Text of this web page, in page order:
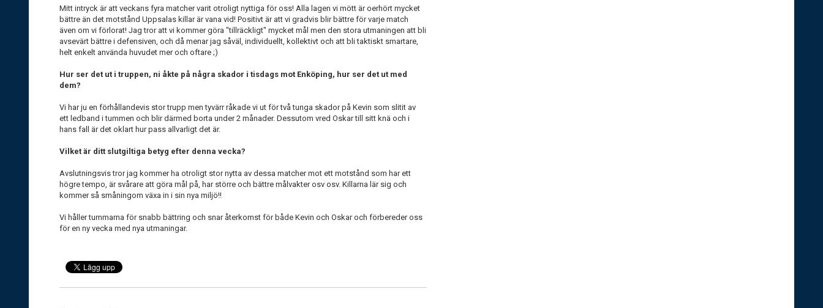
Mitt intryck är att veckans fyra matcher varit otroligt nyttiga för oss! Alla lagen vi mött är oerhört mycket
bättre än det motstånd Uppsalas killar är vana vid! Positivt är att vi gradvis blir bättre för varje match
även om vi förlorat! Jag tror att vi kommer göra "tillräckligt" mycket mål men den stora utmaningen att bli
avsevärt bättre i defensiven, och då menar jag såväl, individuellt, kollektivt och att bli taktiskt smartare,
helt enkelt använda huvudet mer och oftare ;)
Hur ser det ut i truppen, ni åkte på några skador i tisdags mot Enköping, hur ser det ut med
dem?
Vi har ju en förhållandevis stor trupp men tyvärr råkade vi ut för två tunga skador på Kevin som slitit av
ett ledband i tummen och blir därmed borta under 2 månader. Dessutom vred Oskar till sitt knä och i
hans fall är det oklart hur pass allvarligt det är.
Vilket är ditt slutgiltiga betyg efter denna vecka?
Avslutningsvis tror jag kommer ha otroligt stor nytta av dessa matcher mot ett motstånd som har ett
högre tempo, är svårare att göra mål på, har större och bättre målvakter osv osv. Killarna lär sig och
kommer så småningom växa in i sin nya miljö!!
Vi håller tummarna för snabb bättring och snar återkomst för både Kevin och Oskar och förbereder oss
för en ny vecka med nya utmaningar.